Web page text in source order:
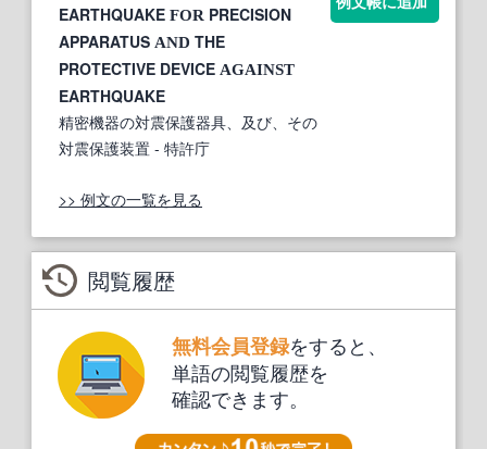
EARTHQUAKE FOR PRECISION
APPARATUS AND THE
PROTECTIVE DEVICE AGAINST
EARTHQUAKE
精密機器の対震保護器具、及び、その
対震保護装置 - 特許庁
>> 例文の一覧を見る
閲覧履歴
無料会員登録をすると、
単語の閲覧履歴を
確認できます。